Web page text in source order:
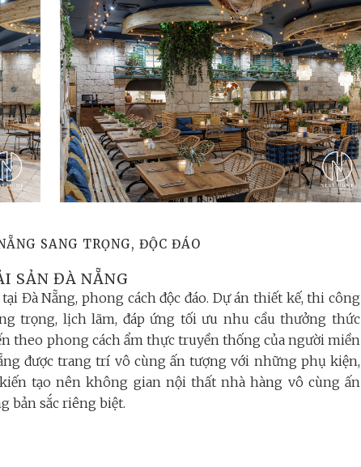
SANG TRỌNG, ĐỘC ĐÁO
SẢN ĐÀ NẴNG
Đà Nẵng, phong cách độc đáo. Dự án thiết kế, thi công
trọng, lịch lãm, đáp ứng tối ưu nhu cầu thưởng thức
theo phong cách ẩm thực truyền thống của người miền
được trang trí vô cùng ấn tượng với những phụ kiện,
tạo nên không gian nội thất nhà hàng vô cùng ấn
bản sắc riêng biệt.